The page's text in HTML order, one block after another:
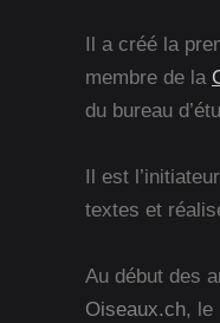
Il a créé la
membre de la
du bureau
Il est
textes et
Au début des
Oiseaux.ch, le